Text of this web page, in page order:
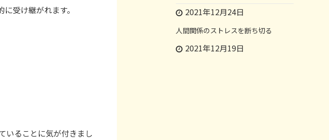
受け継がれます。
いることに気が付きまし
2021年12月24日
人間関係のストレスを断ち切る
2021年12月19日